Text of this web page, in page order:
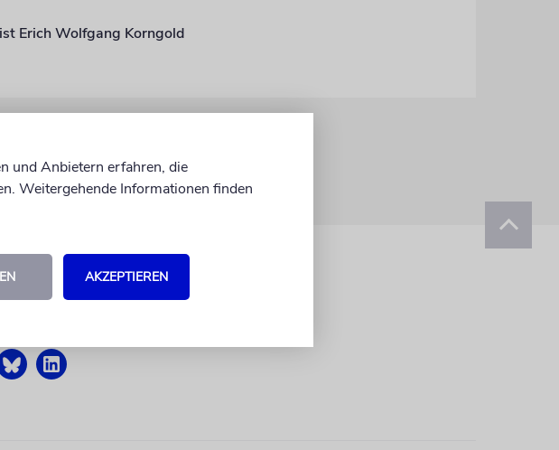
Erich Wolfgang Korngold
und Anbietern erfahren, die
Weitergehende Informationen finden
AKZEPTIEREN